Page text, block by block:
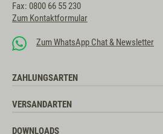
Fax: 0800 66 55 230
Zum Kontaktformular
Zum WhatsApp Chat & Newsletter
ZAHLUNGSARTEN
VERSANDARTEN
DOWNLOADS